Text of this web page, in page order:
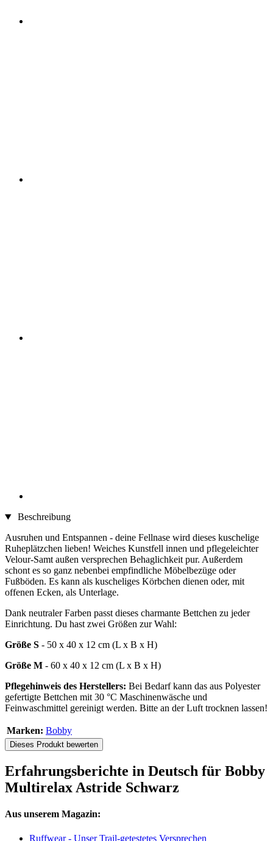
Beschreibung
Ausruhen und Entspannen - deine Fellnase wird dieses kuschelige
Ruheplätzchen lieben! Weiches Kunstfell innen und pflegeleichter
Velour-Samt außen versprechen Behaglichkeit pur. Außerdem
schont es so ganz nebenbei empfindliche Möbelbezüge oder
Fußböden. Es kann als kuscheliges Körbchen dienen oder, mit
offenen Ecken, als Unterlage.
Dank neutraler Farben passt dieses charmante Bettchen zu jeder
Einrichtung. Du hast zwei Größen zur Wahl:
Größe S - 50 x 40 x 12 cm (L x B x H)
Größe M - 60 x 40 x 12 cm (L x B x H)
Pflegehinweis des Herstellers: Bei Bedarf kann das aus Polyester
gefertigte Bettchen mit 30 °C Maschinenwäsche und
Feinwaschmittel gereinigt werden. Bitte an der Luft trocknen lassen!
Marken: Bobby
Dieses Produkt bewerten
Erfahrungsberichte in Deutsch für Bobby
Multirelax Astride Schwarz
Aus unserem Magazin:
Ruffwear - Unser Trail-getestetes Versprechen